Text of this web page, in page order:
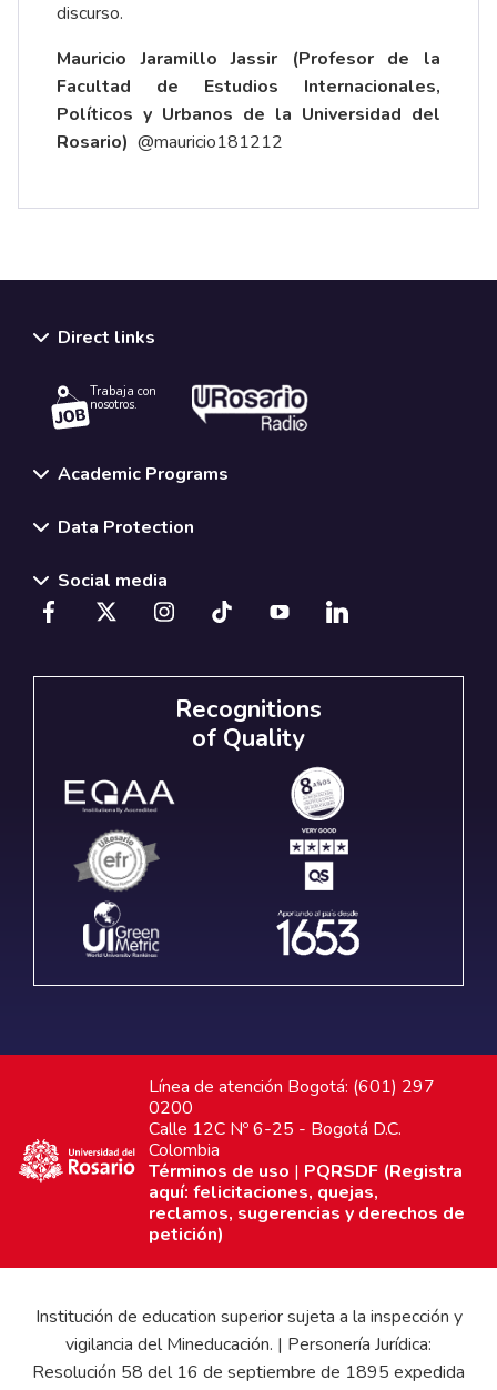
discurso.
Mauricio Jaramillo Jassir (Profesor de la
Facultad de Estudios Internacionales,
Políticos y Urbanos de la Universidad del
Rosario) @mauricio181212
Direct links
Trabaja con
nosotros.
Academic Programs
Data Protection
Social media
Recognitions
of Quality
Línea de atención Bogotá: (601) 297
0200
Calle 12C Nº 6-25 - Bogotá D.C.
Colombia
Términos de uso | PQRSDF (Registra
aquí: felicitaciones, quejas,
reclamos, sugerencias y derechos de
petición)
Institución de education superior sujeta a la inspección y
vigilancia del Mineducación. | Personería Jurídica:
Resolución 58 del 16 de septiembre de 1895 expedida